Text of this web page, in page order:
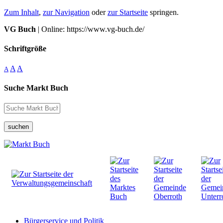
Zum Inhalt, zur Navigation oderzur Startseite springen.
VG Buch | Online: https://www.vg-buch.de/
Schriftgröße
A A A
Suche Markt Buch
suchen
Bürgerservice und Politik